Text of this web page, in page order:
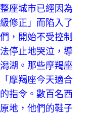
座城市已經因為
修正」而陷入了
，開始不受控制
停止地哭泣，導
湖。那些摩羯座
摩羯座今天適合
指令。數百名西
地，他們的鞋子